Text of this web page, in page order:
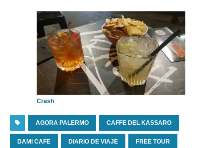
Crash
AGORA PALERMO CAFFE DEL KASSARO
DAMI CAFE DIARIO DE VIAJE FREE TOUR